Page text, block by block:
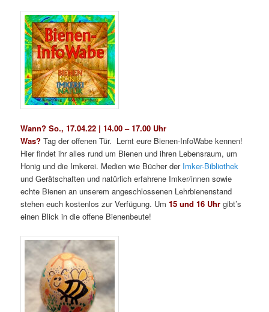
Wann? So., 17.04.22 | 14.00 – 17.00 Uhr
Was? Tag der offenen Tür. Lernt eure Bienen-InfoWabe kennen!
Hier findet ihr alles rund um Bienen und ihren Lebensraum, um
Honig und die Imkerei. Medien wie Bücher der Imker-Bibliothek
und Gerätschaften und natürlich erfahrene Imker/innen sowie
echte Bienen an unserem angeschlossenen Lehrbienenstand
stehen euch kostenlos zur Verfügung. Um15 und 16 Uhr gibt’s
einen Blick in die offene Bienenbeute!